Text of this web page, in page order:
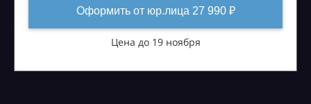
Оформить от юр.лица 27 990 ₽
Цена до 19 ноября